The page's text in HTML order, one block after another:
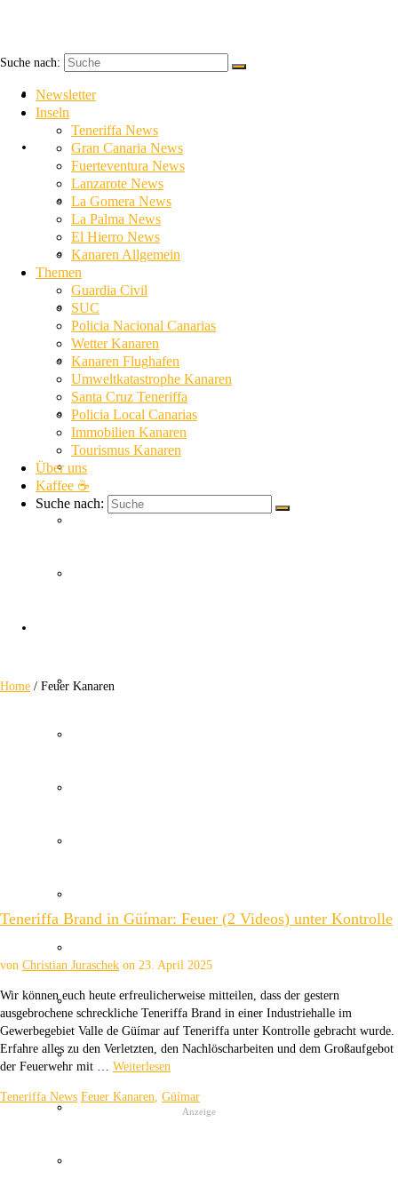
Newsletter
Inseln
Teneriffa News
Gran Canaria News
Fuerteventura News
Lanzarote News
La Gomera News
La Palma News
Guardia Civil
Santa Cruz Teneriffa
Policia Local Canarias
Suche nach:
Newsletter
Inseln
Teneriffa News
Gran Canaria News
Fuerteventura News
Lanzarote News
La Gomera News
La Palma News
El Hierro News
Kanaren Allgemein
Themen
Guardia Civil
SUC
Policia Nacional Canarias
Wetter Kanaren
Kanaren Flughafen
Umweltkatastrophe Kanaren
Santa Cruz Teneriffa
Policia Local Canarias
Immobilien Kanaren
Tourismus Kanaren
Über uns
Kaffee ☕
Suche nach:
Feuer Kanaren
Home / Feuer Kanaren
Teneriffa Brand in Güímar: Feuer (2 Videos) unter Kontrolle
von Christian Juraschek on 23. April 2025
Wir können euch heute erfreulicherweise mitteilen, dass der gestern
ausgebrochene schreckliche Teneriffa Brand in einer Industriehalle im
Gewerbegebiet Valle de Güímar auf Teneriffa unter Kontrolle gebracht wurde.
Erfahre alles zu den Verletzten, den Nachlöscharbeiten und dem Großaufgebot
der Feuerwehr mit … Weiterlesen
Teneriffa News Feuer Kanaren, Güímar
Anzeige